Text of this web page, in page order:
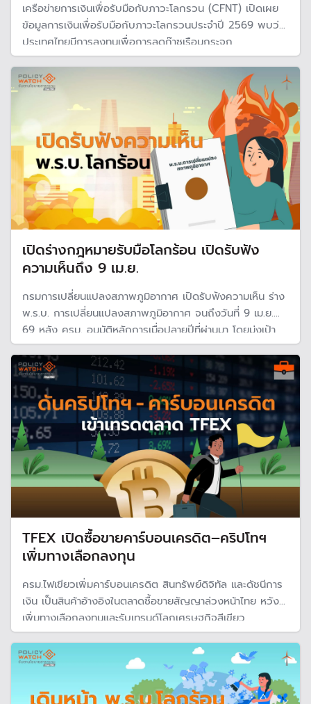
เครือข่ายการเงินเพื่อรับมือกับภาวะโลกรวน (CFNT) เปิดเผย
ข้อมูลการเงินเพื่อรับมือกับภาวะโลกรวนประจำปี 2569 พบว่า
ประเทศไทยมีการลงทุนเพื่อการลดก๊าซเรือนกระจก
(mitigation finance) ราว 2 ล้านล้านบาท เพิ่มขึ้น 26% แต่
การลงทุนไม่ตอบโจทย์เน้นเทคโนโลยี "มากกว่า "โครงสร้างพื้น
ฐาน" รับมือโลกร้อน
เปิดร่างกฎหมายรับมือโลกร้อน เปิดรับฟัง
ความเห็นถึง 9 เม.ย.
กรมการเปลี่ยนแปลงสภาพภูมิอากาศ เปิดรับฟังความเห็น ร่าง
พ.ร.บ. การเปลี่ยนแปลงสภาพภูมิอากาศ จนถึงวันที่ 9 เม.ย.
69 หลัง ครม. อนุมัติหลักการเมื่อปลายปีที่ผ่านมา โดยมุ่งเป้า
ป้องกันและลดความรุนแรงของโลกร้อน สอดคล้องกับกรอบ
อนุสัญญาสหประชาชาติว่าด้วยการเปลี่ยนแปลงสภาพภูมิ
อากาศ
TFEX เปิดซื้อขายคาร์บอนเครดิต–คริปโทฯ
เพิ่มทางเลือกลงทุน
ครม.ไฟเขียวเพิ่มคาร์บอนเครดิต สินทรัพย์ดิจิทัล และดัชนีการ
เงิน เป็นสินค้าอ้างอิงในตลาดซื้อขายสัญญาล่วงหน้าไทย หวัง
เพิ่มทางเลือกลงทุนและรับเทรนด์โลกเศรษฐกิจสีเขียว